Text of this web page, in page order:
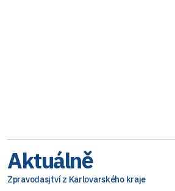
Aktuálně
Zpravodasjtví z Karlovarského kraje